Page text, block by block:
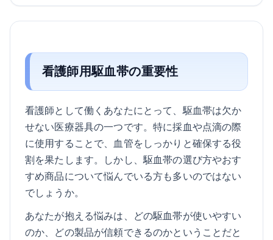
看護師用駆血帯の重要性
看護師として働くあなたにとって、駆血帯は欠か
せない医療器具の一つです。特に採血や点滴の際
に使用することで、血管をしっかりと確保する役
割を果たします。しかし、駆血帯の選び方やおす
すめ商品について悩んでいる方も多いのではない
でしょうか。
あなたが抱える悩みは、どの駆血帯が使いやすい
のか、どの製品が信頼できるのかということだと